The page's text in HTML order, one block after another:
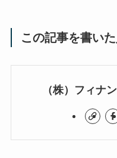
この記事を書いた
（株）フィナ